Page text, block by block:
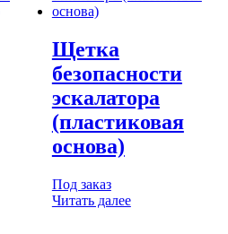
Щетка
безопасности
эскалатора
(пластиковая
основа)
Под заказ
Читать далее